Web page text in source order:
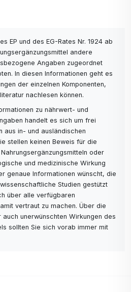
EP und des EG-Rates Nr. 1924 ab
andere
Angaben zugeordnet
In diesen Informationen geht es
der einzelnen Komponenten,
nachlesen können.
zu nährwert- und
handelt es sich um frei
aus in- und ausländischen
stellen keinen Beweis für die
oder
und medizinische Wirkung
genaue Informationen wünscht, die
Studien gestützt
über alle verfügbaren
vertraut zu machen. Über die
unerwünschten Wirkungen des
sollten Sie sich vorab immer mit